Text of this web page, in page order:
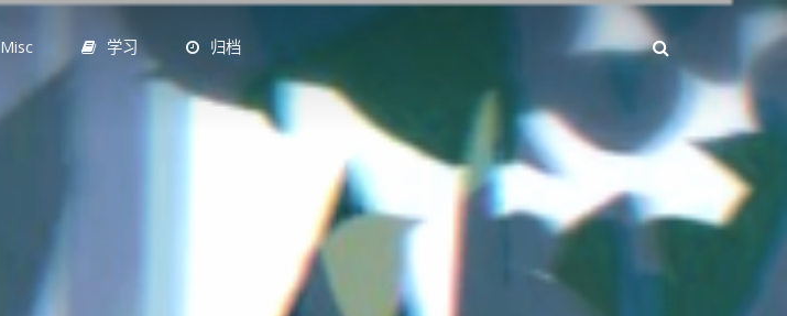
Misc 学习 归档